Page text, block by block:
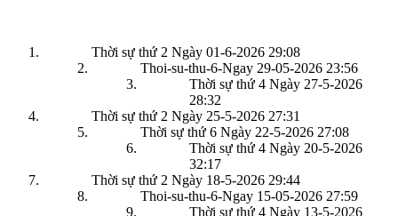
Thời sự thứ 2 Ngày 01-6-2026 29:08
Thoi-su-thu-6-Ngay 29-05-2026 23:56
Thời sự thứ 4 Ngày 27-5-2026
28:32
Thời sự thứ 2 Ngày 25-5-2026 27:31
Thời sự thứ 6 Ngày 22-5-2026 27:08
Thời sự thứ 4 Ngày 20-5-2026
32:17
Thời sự thứ 2 Ngày 18-5-2026 29:44
Thoi-su-thu-6-Ngay 15-05-2026 27:59
Thời sự thứ 4 Ngày 13-5-2026